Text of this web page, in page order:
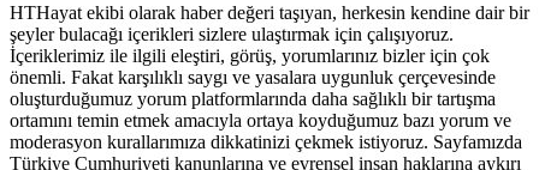
HTHayat ekibi olarak haber değeri taşıyan, herkesin kendine dair bir
şeyler bulacağı içerikleri sizlere ulaştırmak için çalışıyoruz.
İçeriklerimiz ile ilgili eleştiri, görüş, yorumlarınız bizler için çok
önemli. Fakat karşılıklı saygı ve yasalara uygunluk çerçevesinde
oluşturduğumuz yorum platformlarında daha sağlıklı bir tartışma
ortamını temin etmek amacıyla ortaya koyduğumuz bazı yorum ve
moderasyon kurallarımıza dikkatinizi çekmek istiyoruz. Sayfamızda
Türkiye Cumhuriyeti kanunlarına ve evrensel insan haklarına aykırı